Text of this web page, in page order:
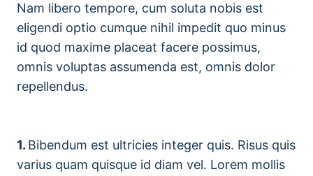
Nam libero tempore, cum soluta nobis est
eligendi optio cumque nihil impedit quo minus
id quod maxime placeat facere possimus,
omnis voluptas assumenda est, omnis dolor
repellendus.
1. Bibendum est ultricies integer quis. Risus quis
varius quam quisque id diam vel. Lorem mollis